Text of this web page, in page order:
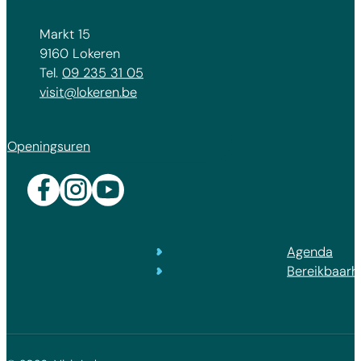
AdresMarkt 15
,9160 Lokeren
09 235 31 05
E-mailvisit@lokeren.be
Openingsuren
Agenda
FacebookInstagram
YouTube